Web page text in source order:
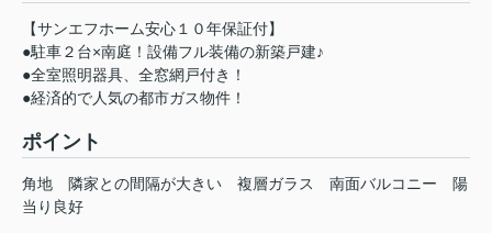
【サンエフホーム安心１０年保証付】
●駐車２台×南庭！設備フル装備の新築戸建♪
●全室照明器具、全窓網戸付き！
●経済的で人気の都市ガス物件！
ポイント
角地 隣家との間隔が大きい 複層ガラス 南面バルコニー
陽
当り良好